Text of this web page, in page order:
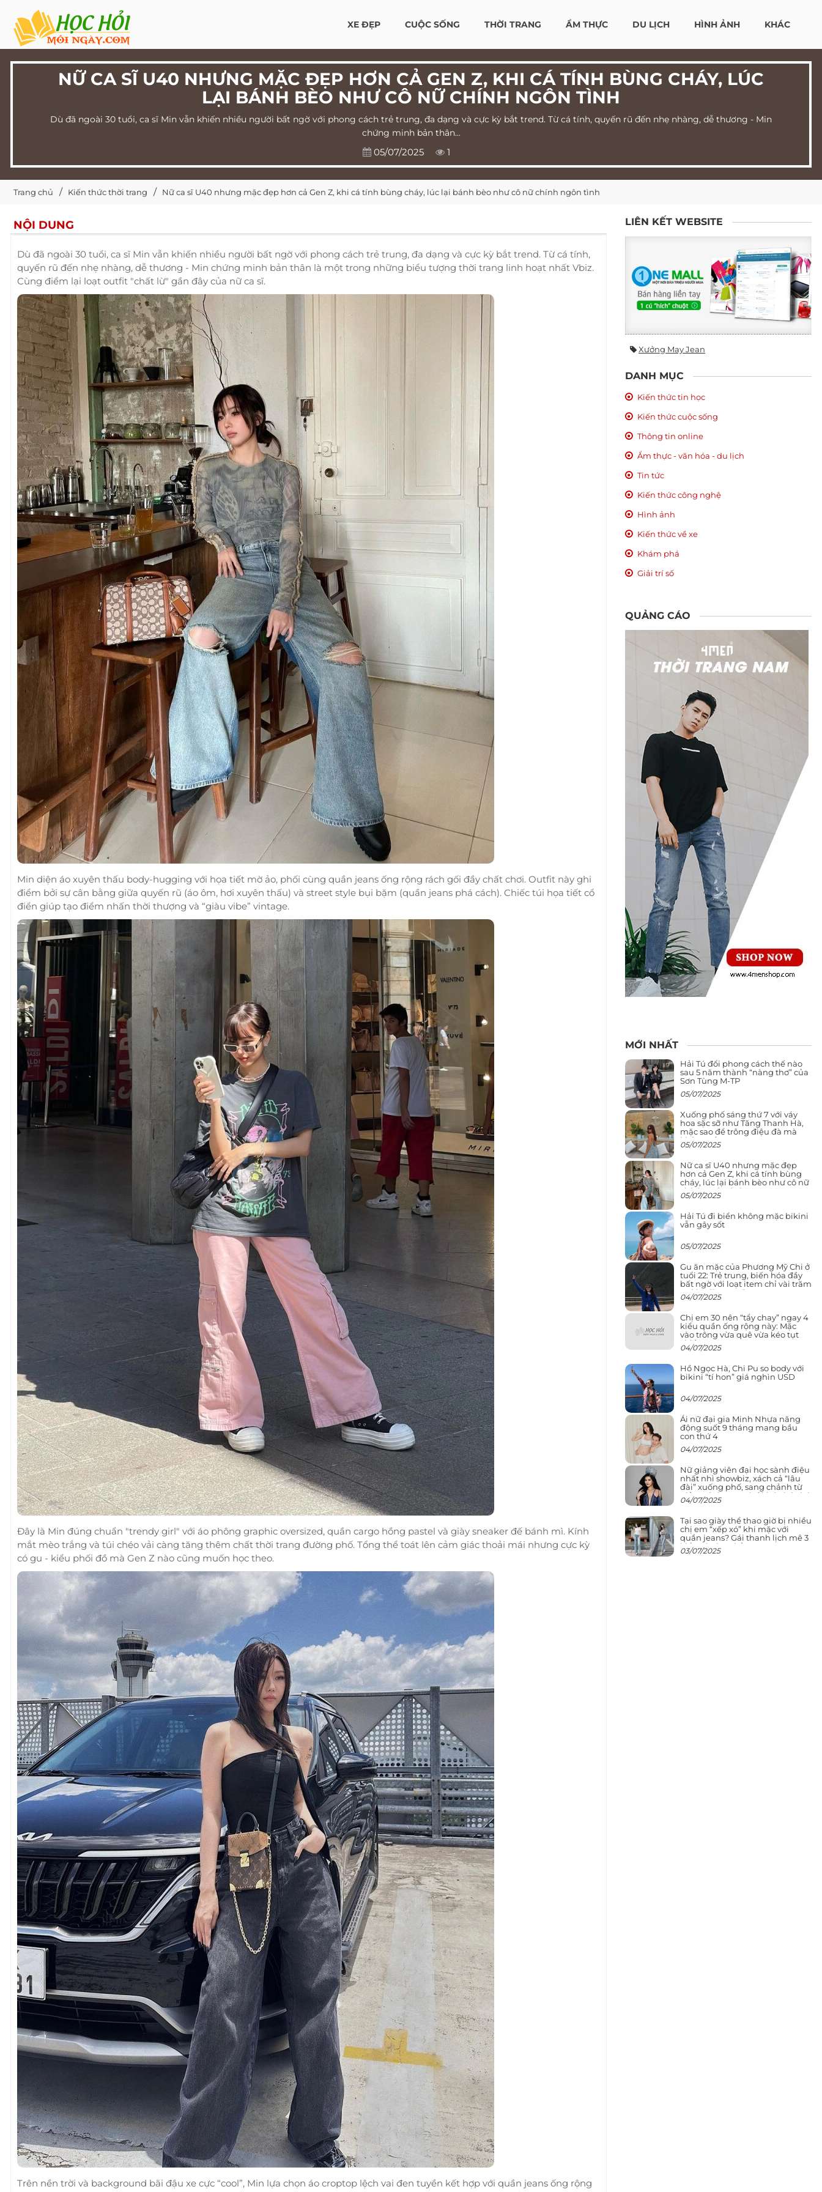
XE ĐẸP CUỘC SỐNG THỜI TRANG ẨM THỰC DU LỊCH HÌNH ẢNH KHÁC
NỮ CA SĨ U40 NHƯNG MẶC ĐẸP HƠN CẢ GEN Z, KHI CÁ TÍNH BÙNG CHÁY, LÚC
LẠI BÁNH BÈO NHƯ CÔ NỮ CHÍNH NGÔN TÌNH
Dù đã ngoài 30 tuổi, ca sĩ Min vẫn khiến nhiều người bất ngờ với phong cách trẻ trung, đa dạng và cực kỳ bắt trend. Từ cá tính, quyến rũ đến nhẹ nhàng, dễ thương - Min
chứng minh bản thân...
05/07/2025 1
Trang chủ Kiến thức thời trang Nữ ca sĩ U40 nhưng mặc đẹp hơn cả Gen Z, khi cá tính bùng cháy, lúc lại bánh bèo như cô nữ chính ngôn tình
NỘI DUNG
Dù đã ngoài 30 tuổi, ca sĩ Min vẫn khiến nhiều người bất ngờ với phong cách trẻ trung, đa dạng và cực kỳ bắt trend. Từ cá tính,
quyến rũ đến nhẹ nhàng, dễ thương - Min chứng minh bản thân là một trong những biểu tượng thời trang linh hoạt nhất Vbiz.
Cùng điểm lại loạt outfit "chất lừ" gần đây của nữ ca sĩ.
Min diện áo xuyên thấu body-hugging với họa tiết mờ ảo, phối cùng quần jeans ống rộng rách gối đầy chất chơi. Outfit này ghi
điểm bởi sự cân bằng giữa quyến rũ (áo ôm, hơi xuyên thấu) và street style bụi bặm (quần jeans phá cách). Chiếc túi họa tiết cổ
điển giúp tạo điểm nhấn thời thượng và “giàu vibe” vintage.
Đây là Min đúng chuẩn "trendy girl" với áo phông graphic oversized, quần cargo hồng pastel và giày sneaker đế bánh mì. Kính
mắt mèo trắng và túi chéo vải càng tăng thêm chất thời trang đường phố. Tổng thể toát lên cảm giác thoải mái nhưng cực kỳ
có gu - kiểu phối đồ mà Gen Z nào cũng muốn học theo.
Trên nền trời và background bãi đậu xe cực “cool”, Min lựa chọn áo croptop lệch vai đen tuyền kết hợp với quần jeans ống rộng
LIÊN KẾT WEBSITE
Xưởng May Jean
DANH MỤC
Kiến thức tin học
Kiến thức cuộc sống
Thông tin online
Ẩm thực - văn hóa - du lịch
Tin tức
Kiến thức công nghệ
Hình ảnh
Kiến thức về xe
Khám phá
Giải trí số
QUẢNG CÁO
MỚI NHẤT
Hải Tú đổi phong cách thế nào
sau 5 năm thành “nàng thơ” của
Sơn Tùng M-TP
05/07/2025
Xuống phố sáng thứ 7 với váy
hoa sặc sỡ như Tăng Thanh Hà,
mặc sao để trông điệu đà mà
không sến
05/07/2025
Nữ ca sĩ U40 nhưng mặc đẹp
hơn cả Gen Z, khi cá tính bùng
cháy, lúc lại bánh bèo như cô nữ
chính ngôn tình
05/07/2025
Hải Tú đi biển không mặc bikini
vẫn gây sốt
05/07/2025
Gu ăn mặc của Phương Mỹ Chi ở
tuổi 22: Trẻ trung, biến hóa đầy
bất ngờ với loạt item chỉ vài trăm
nghìn đã mua được
04/07/2025
Chị em 30 nên “tẩy chay” ngay 4
kiểu quần ống rộng này: Mặc
vào trông vừa quê vừa kéo tụt
chiều cao
04/07/2025
Hồ Ngọc Hà, Chi Pu so body với
bikini “tí hon” giá nghìn USD
04/07/2025
Ái nữ đại gia Minh Nhựa năng
động suốt 9 tháng mang bầu
con thứ 4
04/07/2025
Nữ giảng viên đại học sành điệu
nhất nhì showbiz, xách cả “lâu
đài” xuống phố, sang chảnh từ
giảng đường ra phố khó ai đọ lại
04/07/2025
Tại sao giày thể thao giờ bị nhiều
chị em “xếp xó” khi mặc với
quần jeans? Gái thanh lịch mê 3
kiểu này hơn hẳn
03/07/2025